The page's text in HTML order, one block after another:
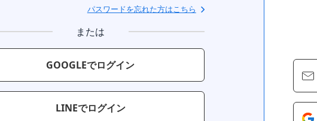
パスワードを忘れた方はこちら
または
GOOGLEでログイン
LINEでログイン